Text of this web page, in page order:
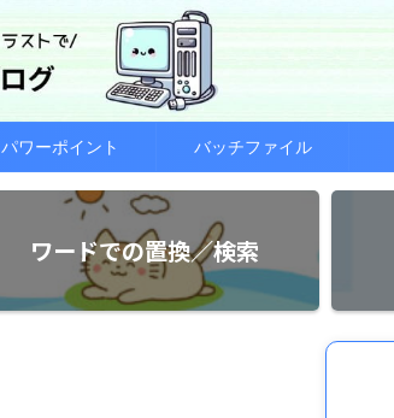
パワーポイント バッチファイル
ワードでの置換／検索